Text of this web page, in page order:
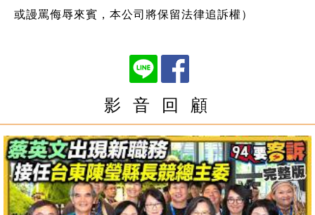
或謾罵侮辱來賓，本公司將保留法律追訴權）
影 音 回 顧